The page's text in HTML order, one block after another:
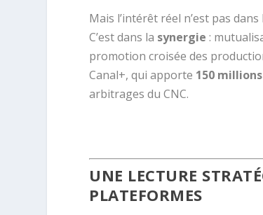
Mais l’intérêt réel n’est pas
C’est dans la synergie :
promotion croisée des
Canal+, qui apporte 150
arbitrages du CNC.
UNE LECTURE
PLATEFORMES